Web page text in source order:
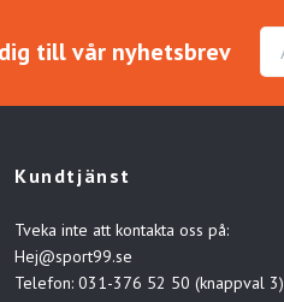
till vår nyhetsbrev
Kundtjänst
Tveka inte att kontakta oss på:
Hej@sport99.se
Telefon: 031-376 52 50 (knappval 3)